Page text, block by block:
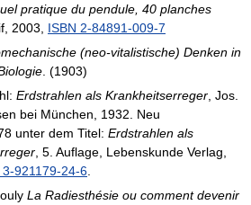
pratique du pendule, 40 planches
2003, ISBN 2-84891-009-7
(neo-vitalistische) Denken in
. (1903)
Erdstrahlen als Krankheitserreger , Jos.
bei München, 1932. Neu
unter dem Titel: Erdstrahlen als
, 5. Auflage, Lebenskunde Verlag,
3-921179-24-6
La Radiesthésie ou comment devenir